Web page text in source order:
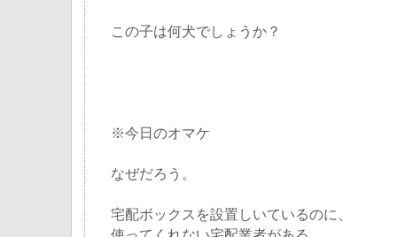
この子は何犬でしょうか？
※今日のオマケ
なぜだろう。
宅配ボックスを設置しいているのに、